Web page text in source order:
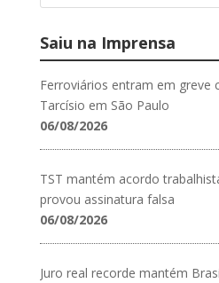
Saiu na Imprensa
Ferroviários entram em greve
Tarcísio em São Paulo
06/08/2026
TST mantém acordo
provou assinatura falsa
06/08/2026
Juro real recorde mantém